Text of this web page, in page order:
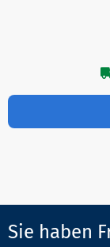
Sie haben